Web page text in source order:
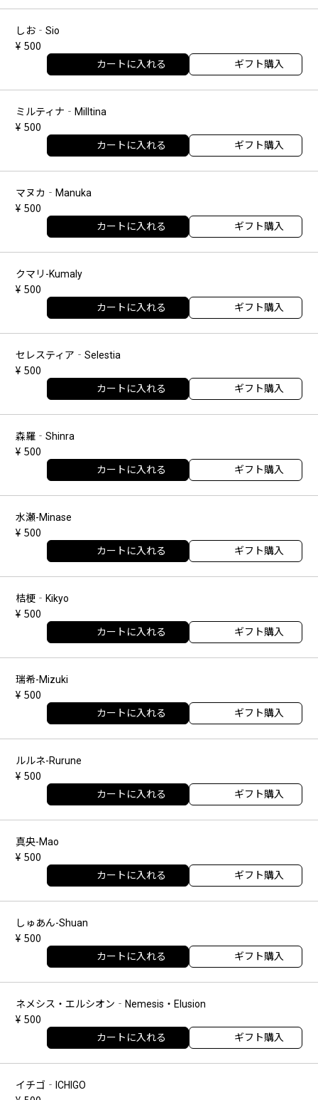
しお‐Sio
500
カートに入れる ギフト購入
ミルティナ‐Milltina
500
カートに入れる ギフト購入
マヌカ‐Manuka
500
カートに入れる ギフト購入
クマリ-Kumaly
500
カートに入れる ギフト購入
セレスティア‐Selestia
500
カートに入れる ギフト購入
森羅‐Shinra
500
カートに入れる ギフト購入
水瀬-Minase
500
カートに入れる ギフト購入
桔梗‐Kikyo
500
カートに入れる ギフト購入
瑞希-Mizuki
500
カートに入れる ギフト購入
ルルネ-Rurune
500
カートに入れる ギフト購入
真央-Mao
500
カートに入れる ギフト購入
しゅあん-Shuan
500
カートに入れる ギフト購入
ネメシス・エルシオン‐Nemesis・Elusion
500
カートに入れる ギフト購入
イチゴ‐ICHIGO